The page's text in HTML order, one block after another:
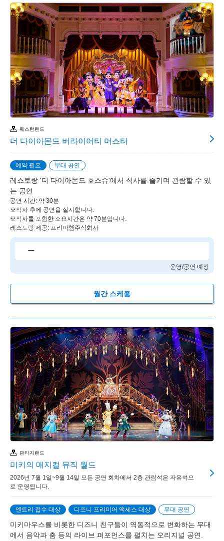
웨스턴랜드
더 다이아몬드 버라이어티 머스터
예약 필요 무대 공연
레스토랑 '더 다이아몬드 호스슈'에서 식사를 즐기며 관람할 수 있
는 공연
공연 시간: 약 30분
※식사 후에 공연을 실시합니다.
※식사를 포함한 소요시간은 약 70분입니다.
레스토랑 제공: 프리마햄주식회사
ー
운영/공연 예정
월간 스케줄
판타지랜드
미키의 매지컬 뮤직 월드
2026년 7월 1일~9월 14일 모든 공연 회차에서 2층 관람석은 자유석으
로 운영됩니다.
엔트리 접수 대상 디즈니 프리미어 액세스 대상 무대 공연
미키마우스를 비롯한 디즈니 친구들이 역동적으로 변화하는 무대
에서 음악과 춤 등의 라이브 퍼포먼스를 펼치는 오리지널 공연.